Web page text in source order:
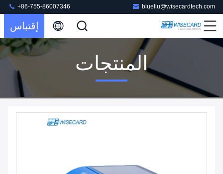
blueliu@wisecardtech.com
+86-755-86007346
إقتباس
المنتجات